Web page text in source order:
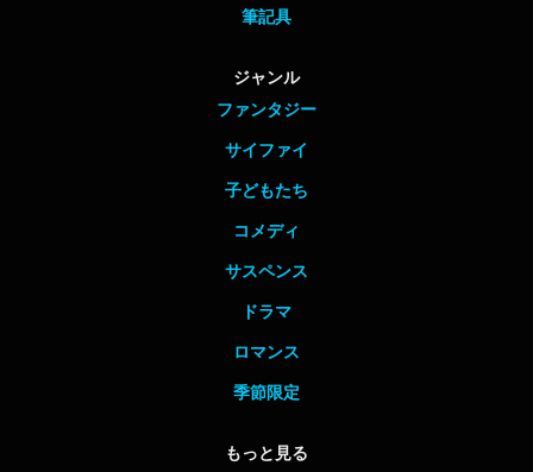
筆記具
ジャンル
ファンタジー
サイファイ
子どもたち
コメディ
サスペンス
ドラマ
ロマンス
季節限定
もっと見る